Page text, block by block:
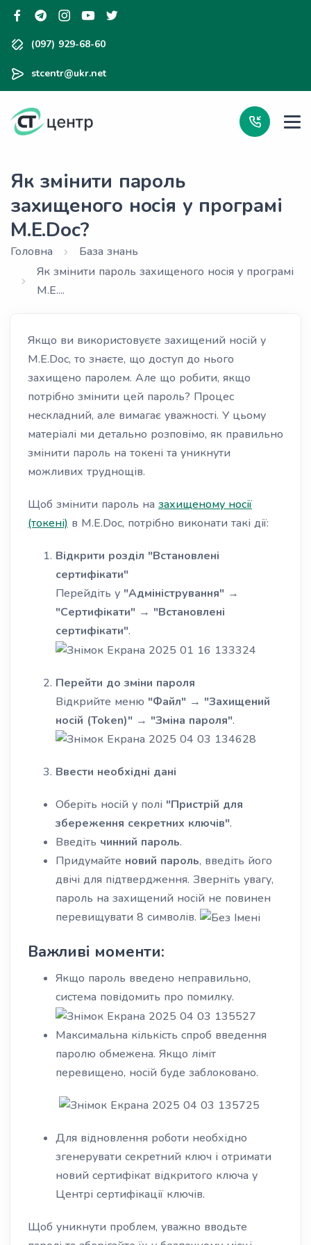
(097) 929-68-60
stcentr@ukr.net
Як змінити пароль
захищеного носія у програмі
M.E.Doc?
Головна
База знань
Як змінити пароль захищеного носія у програмі
M.E....
Якщо ви використовуєте захищений носій у
M.E.Doc, то знаєте, що доступ до нього
захищено паролем. Але що робити, якщо
потрібно змінити цей пароль? Процес
нескладний, але вимагає уважності. У цьому
матеріалі ми детально розповімо, як правильно
змінити пароль на токені та уникнути
можливих труднощів.
Щоб змінити пароль на захищеному носії
(токені) в M.E.Doc, потрібно виконати такі дії:
Відкрити розділ "Встановлені
сертифікати"
Перейдіть у "Адміністрування" →
"Сертифікати" → "Встановлені
сертифікати".
Перейти до зміни пароля
Відкрийте меню "Файл" → "Захищений
носій (Token)" → "Зміна пароля".
Ввести необхідні дані
Оберіть носій у полі "Пристрій для
збереження секретних ключів".
Введіть чинний пароль.
Придумайте новий пароль, введіть його
двічі для підтвердження. Зверніть увагу,
пароль на захищений носій не повинен
перевищувати 8 символів.
Важливі моменти:
Якщо пароль введено неправильно,
система повідомить про помилку.
Максимальна кількість спроб введення
паролю обмежена. Якщо ліміт
перевищено, носій буде заблоковано.
Для відновлення роботи необхідно
згенерувати секретний ключ і отримати
новий сертифікат відкритого ключа у
Центрі сертифікації ключів.
Щоб уникнути проблем, уважно вводьте